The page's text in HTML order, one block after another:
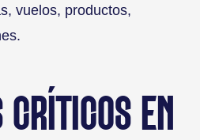
vuelos, productos,
CRÍTICOS EN